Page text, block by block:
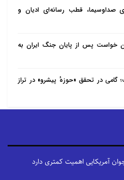
صداوسیما، قطب رسانه‌ای ادیان و
خواست پس از پایان جنگ ایران به
گامی در تحقق «حوزهٔ پیشرو» در تراز
آمریکایی اهمیت کمتری دارد